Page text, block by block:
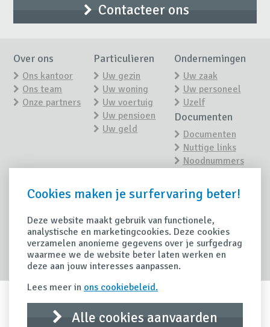
Contacteer ons
Over ons
Ons kantoor
Ons team
Onze partners
Particulieren
Uw gezin
Uw woning
Uw voertuig
Uw pensioen
Uw geld
Ondernemingen
Uw zaak
Uw personeel
Uzelf
Documenten
Documenten
Nuttige links
Noodnummers
Tips
Handige tips
Contacteer ons
afspraak
Schade
Schade
aangeven
Cookies maken je surfervaring beter!
Deze website maakt gebruik van functionele,
analystische en marketingcookies. Deze cookies
verzamelen anonieme gegevens over je surfgedrag
waarmee we de website beter laten werken en
deze aan jouw interesses aanpassen.
Lees meer in ons cookiebeleid.
Alle cookies aanvaarden